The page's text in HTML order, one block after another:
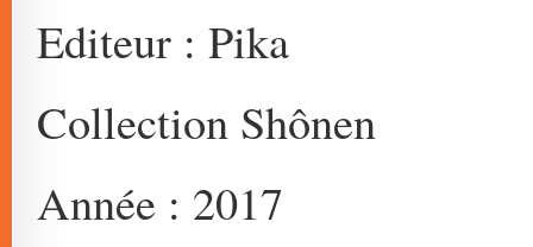
Editeur : Pika
Collection Shônen
Année : 2017